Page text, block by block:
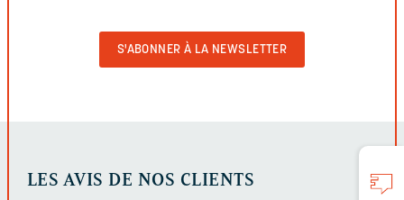
LES AVIS DE NOS CLIENTS